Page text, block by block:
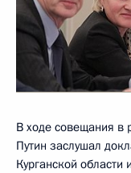
В ходе совещания
Путин заслушал
Курганской области